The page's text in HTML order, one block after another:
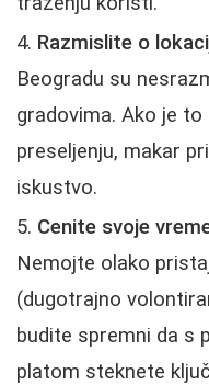
Razmislite o
Beogradu su
gradovima. Ako je
preseljenju, makar
iskustvo.
Cenite svoje
Nemojte olako
(dugotrajno
budite spremni da s
platom steknete